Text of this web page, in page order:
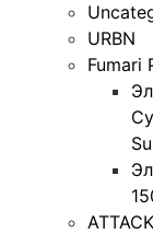
URBN
Fumari